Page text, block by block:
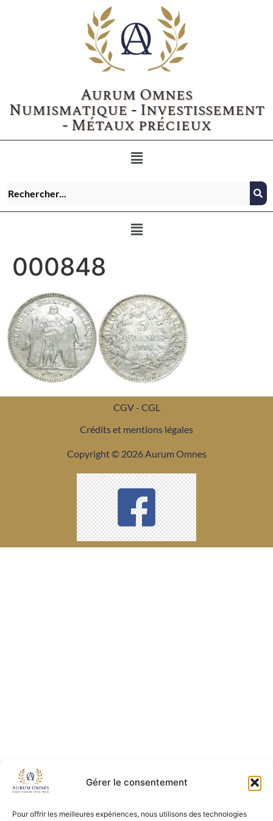
Gérer le consentement
Pour offrir les meilleures expériences, nous utilisons des technologies
Aurum Omnes
Numismatique - Investissement
- Métaux précieux
000848
CGV - CGL
Crédits et mentions légales
Copyright © 2026 Aurum Omnes